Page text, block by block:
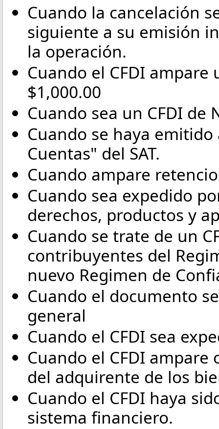
Cuando la cancelación
siguiente a su emisión
la operación.
Cuando el CFDI
$1,000.00
Cuando sea un CFDI de
Cuando se haya
Cuentas" del SAT.
Cuando ampare
Cuando sea expedido
derechos, productos y
Cuando se trate de un
contribuyentes del
nuevo Regimen de
Cuando el documento
general
Cuando el CFDI sea
Cuando el CFDI
del adquirente de los
Cuando el CFDI haya
sistema financiero.